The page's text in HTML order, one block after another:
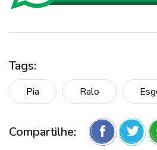
Tags:
Pia Ralo
Compartilhe: